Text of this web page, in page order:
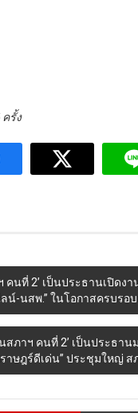
รั้ง
คนที่ 2’ เป็นประธานเปิดง
น์-นสพ.” ในโอกาสครบรอ
สภาฯ คนที่ 2’ เป็นประธาน
าษฎร์ดีเด่น” ประชุมใหญ่ ส